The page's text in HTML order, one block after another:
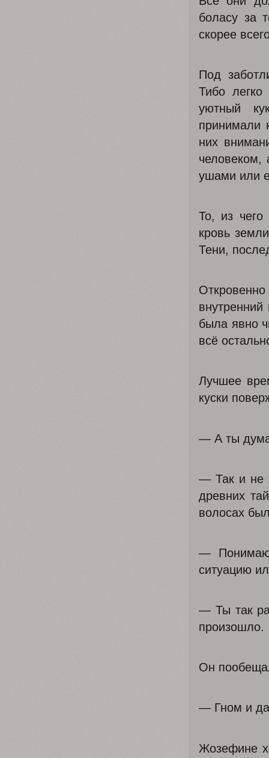
боласу за
скорее
Под
Тибо
уютный
принимали
них
ушами или
То, из
кровь
Тени,
была явно
всё
Лучшее
куски
— А ты
— Так и не
древних
волосах
—
ситуацию
— Ты так
произошло.
Он
— Гном и
Жозефине